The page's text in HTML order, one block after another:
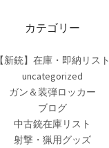
カテゴリー
【新銃】在庫・即納リスト
uncategorized
ガン＆装弾ロッカー
ブログ
中古銃在庫リスト
射撃・猟用グッズ